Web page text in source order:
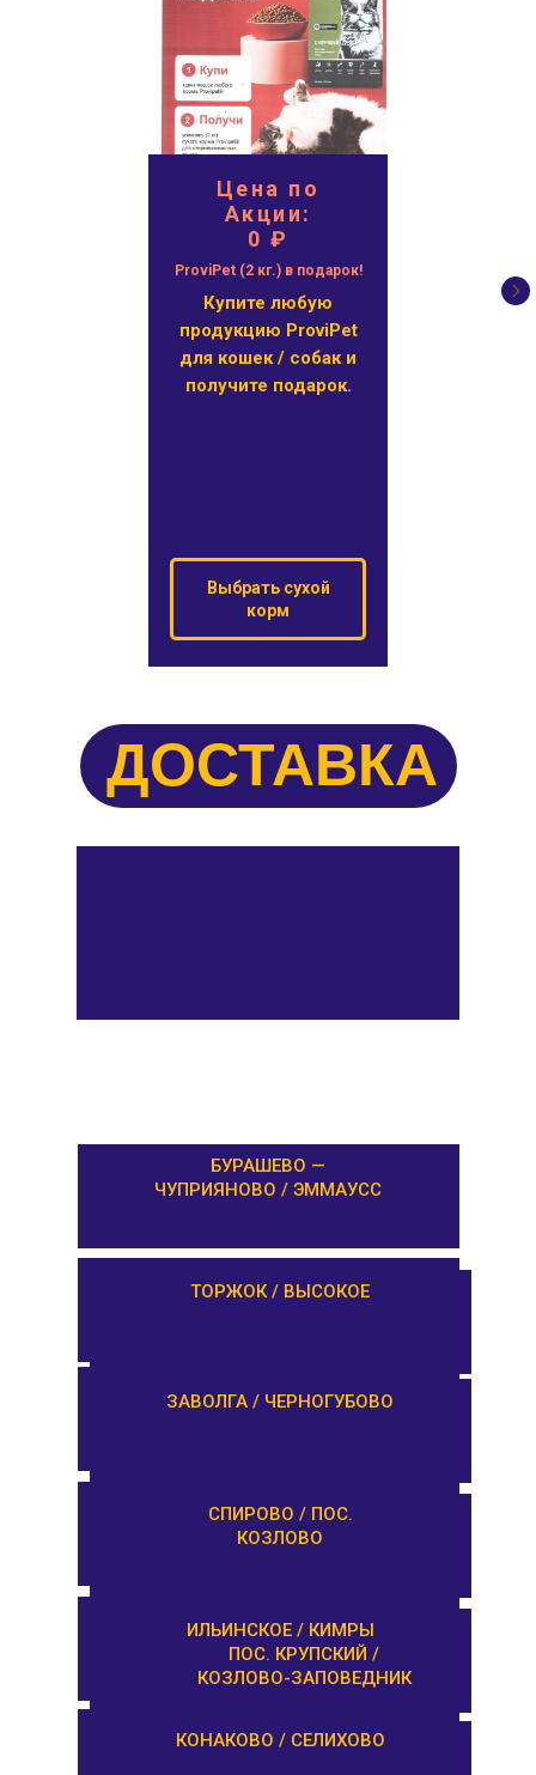
Цена по
Акции:
0 ₽
ProviPet (2 кг.) в подарок!
Купите любую
продукцию ProviPet
для кошек / собак и
получите подарок.
Выбрать сухой
корм
ДОСТАВКА
ЛИХОСЛАВЛЬ /
КАЛАШНИКОВО
ЕМЕЛЬЯНОВО / СТАРИЦА
ТУРГИНОВО /
ЗАПОВЕДНИК
КАШИН / КАЛЯЗИН
ОРША / КУШАЛИНО
БУРАШЕВО —
ЧУПРИЯНОВО / ЭММАУСС
ТОРЖОК / ВЫСОКОЕ
ЗАВОЛГА / ЧЕРНОГУБОВО
СПИРОВО / ПОС.
КОЗЛОВО
ИЛЬИНСКОЕ / КИМРЫ
КОНАКОВО / СЕЛИХОВО
ПОС. КРУПСКИЙ /
КОЗЛОВО-ЗАПОВЕДНИК